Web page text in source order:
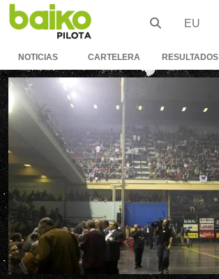
EU
NOTICIAS CARTELERA RESULTADOS